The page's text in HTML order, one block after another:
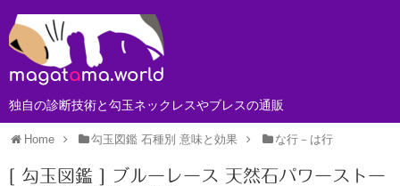
独自の診断技術と勾玉ネックレスやブレスの通販
Home 勾玉図鑑 石種別 意味と効果 な行－は行
[ 勾玉図鑑 ] ブルーレース 天然石パワーストー